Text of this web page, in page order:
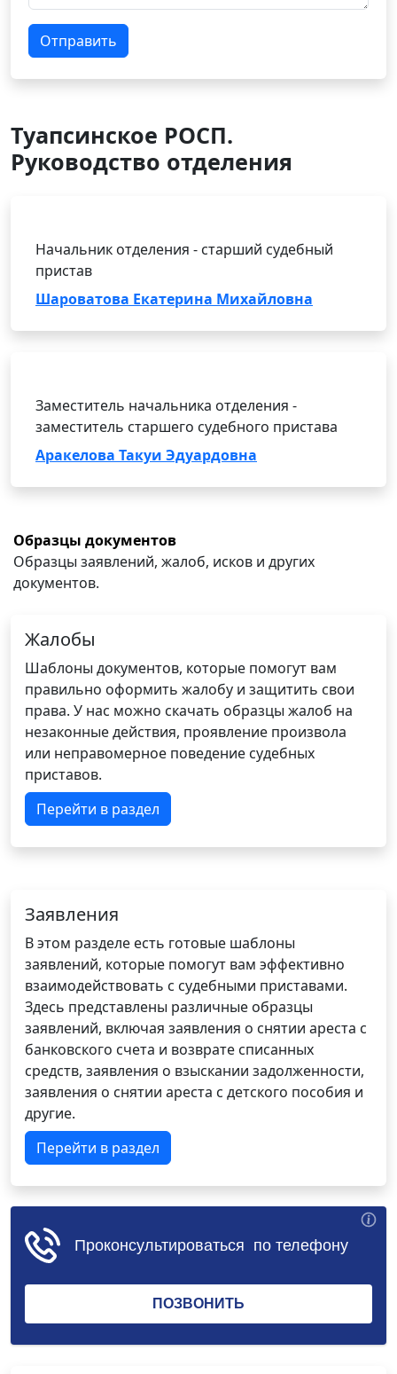
Отправить
Туапсинское РОСП.
Руководство отделения
Начальник отделения - старший судебный
пристав
Шароватова Екатерина Михайловна
Заместитель начальника отделения -
заместитель старшего судебного пристава
Аракелова Такуи Эдуардовна
Образцы документов
Образцы заявлений, жалоб, исков и других
документов.
Жалобы
Шаблоны документов, которые помогут вам
правильно оформить жалобу и защитить свои
права. У нас можно скачать образцы жалоб на
незаконные действия, проявление произвола
или неправомерное поведение судебных
приставов.
Перейти в раздел
Заявления
В этом разделе есть готовые шаблоны
заявлений, которые помогут вам эффективно
взаимодействовать с судебными приставами.
Здесь представлены различные образцы
заявлений, включая заявления о снятии ареста с
банковского счета и возврате списанных
средств, заявления о взыскании задолженности,
заявления о снятии ареста с детского пособия и
другие.
Перейти в раздел